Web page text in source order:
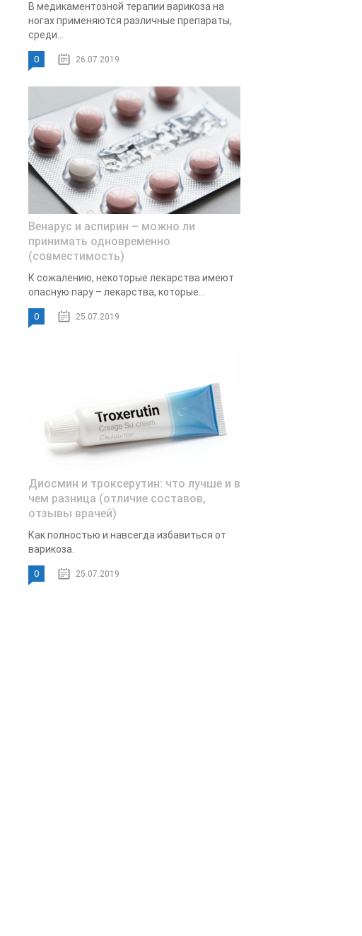
В медикаментозной терапии варикоза на
ногах применяются различные препараты,
среди...
0 26.07.2019
Венарус и аспирин – можно ли
принимать одновременно
(совместимость)
К сожалению, некоторые лекарства имеют
опасную пару – лекарства, которые...
0 25.07.2019
Диосмин и троксерутин: что лучше и в
чем разница (отличие составов,
отзывы врачей)
Как полностью и навсегда избавиться от
варикоза.
0 25.07.2019